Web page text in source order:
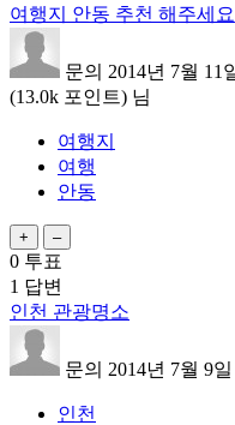
여행지 안동 추천 해주세요
문의 2014년 7월 11
(13.0k 포인트) 님
여행지
여행
안동
0 투표
1 답변
인천 관광명소
문의 2014년 7월 9일
인천